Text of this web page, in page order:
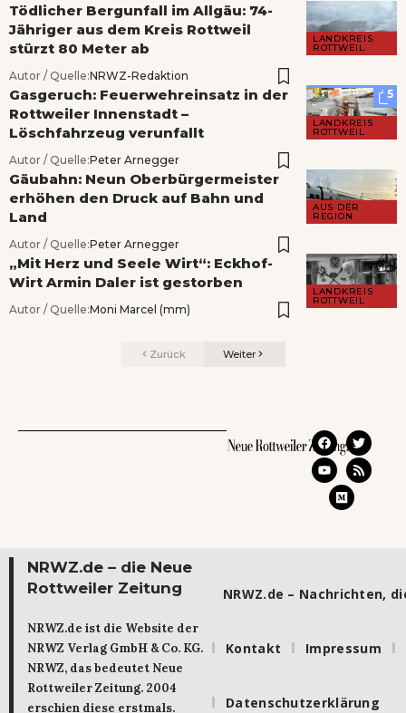
LANDKREIS
ROTTWEIL
Tödlicher Bergunfall im Allgäu: 74-
Jähriger aus dem Kreis Rottweil
stürzt 80 Meter ab
Autor / Quelle:NRWZ-Redaktion
5
LANDKREIS
ROTTWEIL
Gasgeruch: Feuerwehreinsatz in der
Rottweiler Innenstadt –
Löschfahrzeug verunfallt
Autor / Quelle:Peter Arnegger
AUS DER
REGION
Gäubahn: Neun Oberbürgermeister
erhöhen den Druck auf Bahn und
Land
Autor / Quelle:Peter Arnegger
LANDKREIS
ROTTWEIL
„Mit Herz und Seele Wirt“: Eckhof-
Wirt Armin Daler ist gestorben
Autor / Quelle:Moni Marcel (mm)
Zurück Weiter
NRWZ.de – die Neue
Rottweiler Zeitung
NRWZ.de ist die Website der
NRWZ Verlag GmbH & Co. KG.
NRWZ, das bedeutet Neue
Rottweiler Zeitung. 2004
erschien diese erstmals.
NRWZ.de – Nachrichten,
Kontakt Impressum
Datenschutzerklärung